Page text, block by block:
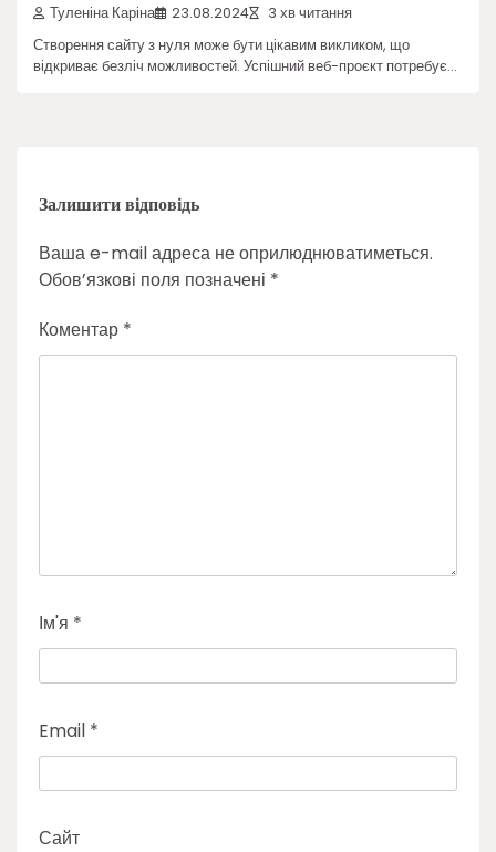
Туленіна Каріна 23.08.2024 3 хв читання
Створення сайту з нуля може бути цікавим викликом, що
відкриває безліч можливостей. Успішний веб-проєкт потребує…
Залишити відповідь
Ваша e-mail адреса не оприлюднюватиметься.
Обов’язкові поля позначені *
Коментар *
Ім'я *
Email *
Сайт